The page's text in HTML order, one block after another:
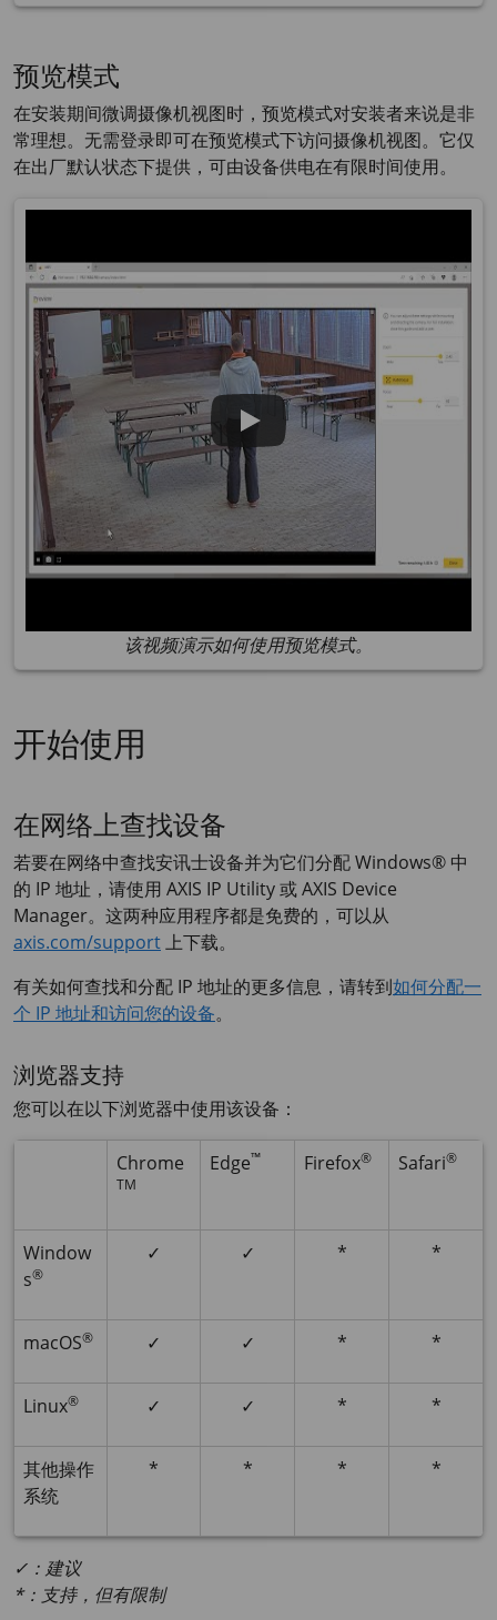
预览模式
在安装期间微调摄像机视图时，预览模式对安装者来说是非
常理想。无需登录即可在预览模式下访问摄像机视图。它仅
在出厂默认状态下提供，可由设备供电在有限时间使用。
该视频演示如何使用预览模式。
开始使用
在网络上查找设备
若要在网络中查找安讯士设备并为它们分配 Windows® 中
的 IP 地址，请使用 AXIS IP Utility 或AXIS Device
Manager。这两种应用程序都是免费的，可以从
axis.com/support上下载。
有关如何查找和分配 IP 地址的更多信息，请转到如何分配一
个 IP 地址和访问您的设备。
浏览器支持
您可以在以下浏览器中使用该设备：
Chrome
TM
Edge™ Firefox® Safari®
Window
s®
✓ ✓ * *
macOS® ✓ ✓ * *
Linux® ✓ ✓ * *
其他操作
系统
* * * *
✓：建议
*：支持，但有限制